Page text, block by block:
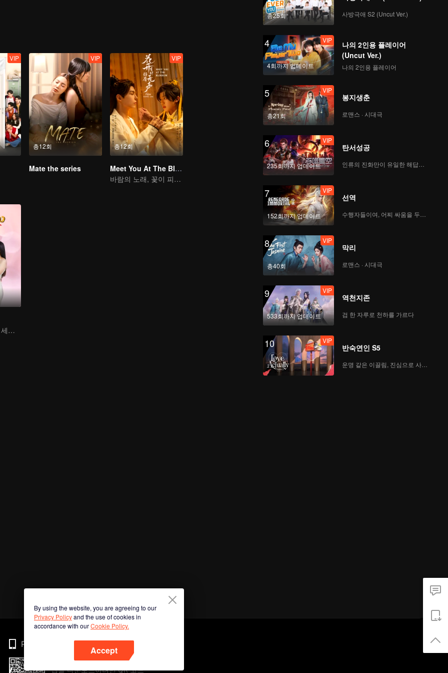
VIP
총12회
VIP
Mate the series
총12회
VIP
Meet You At The Blossom
바람의 노래, 꽃이 피기를 기다리며
오만한 공주의 이세계 로맨스
총25회 사방극애 S2 (Uncut Ver.)
4
4회까지 업데이트
VIP
나의 2인용 플레이어
(Uncut Ver.)
나의 2인용 플레이어
5
총21회
VIP
봉지생춘
로맨스 · 시대극
6
235회까지 업데이트
VIP
탄서성공
인류의 진화만이 유일한 해답이다
7
152회까지 업데이트
VIP
선역
8
총40회
VIP
막리
로맨스 · 시대극
9
533회까지 업데이트
VIP
역천지존
검 한 자루로 천하를 가르다
10 VIP
반숙연인 S5
운명 같은 이끌림, 진심으로 사랑하다
By using the website, you are agreeing to our
Privacy Policyand the use of cookies in
accordance with ourCookie Policy.
Accept
Phone
앱을 다운로드하려면 QR 코드